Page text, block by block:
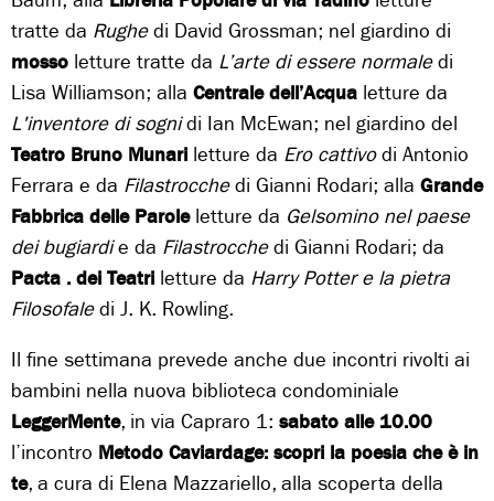
tratte da Rughedi David Grossman; nel giardino di
mosso letture tratte da L’arte di essere normaledi
Lisa Williamson; alla Centrale dell’Acqua letture da
L'inventore di sognidi Ian McEwan; nel giardino del
Teatro Bruno Munari letture da Ero cattivodi Antonio
Ferrara e da Filastrocchedi Gianni Rodari; alla Grande
Fabbrica delle Paroleletture da Gelsomino nel paese
dei bugiardie da Filastrocchedi Gianni Rodari; da
Pacta . dei Teatri letture da Harry Potter e la pietra
Filosofaledi J. K. Rowling.
Il fine settimana prevede anche due incontri rivolti ai
bambini nella nuova biblioteca condominiale
LeggerMente, in via Capraro 1: sabato alle 10.00
l’incontro Metodo Caviardage: scopri la poesia che è in
te, a cura di Elena Mazzariello, alla scoperta della